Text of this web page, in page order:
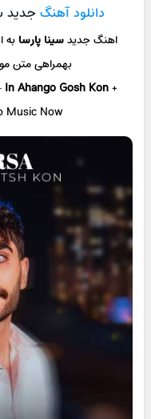
دانلود آهنگ جدید
اهنگ جدیدسینا پارسا
بهمراهی متن
In Ahango Gosh Kon+
Music Now